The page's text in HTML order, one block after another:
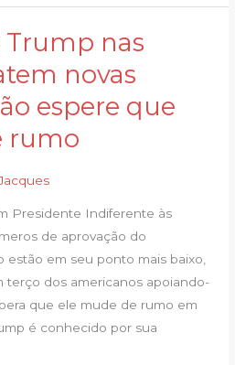
Trump nas
novas
espere que
rumo
Presidente Indiferente às
de aprovação do
em seu ponto mais baixo,
terço dos americanos apoiando-
que ele mude de rumo em
é conhecido por sua